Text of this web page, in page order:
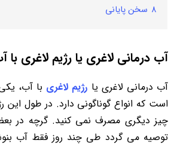
8 سخن پایانی
آب درمانی لاغری یا رژیم لاغری
آب درمانی لاغری یا رژیم لاغری با آب،
است که انواع گوناگونی دارد. در طول این
چیز دیگری مصرف نمی ‌کنید. گرچه در
توصیه می ‌گردد طی چند روز فقط آب